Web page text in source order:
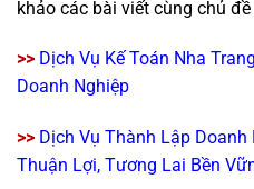
khảo các bài viết cùng chủ
>> Dịch Vụ Kế Toán Nha
Doanh Nghiệp
>> Dịch Vụ Thành Lập
Thuận Lợi, Tương Lai Bền